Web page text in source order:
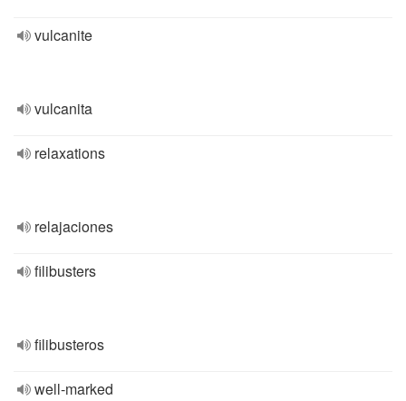
vulcanite
vulcanita
relaxations
relajaciones
filibusters
filibusteros
well-marked